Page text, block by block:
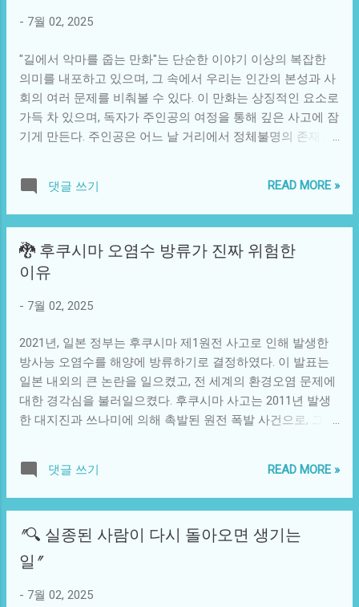
이 증가하고 있다. 통신 네트워크가 분산되어 있고, 여러 드론
관객의 가슴에 깊이 스며드는 감정으로 작용한다. 드라마의
아니다. 이 드라마는 그 시기 사회에서의 불만과 외로움을 잘
포착해냈다. 전 세계가 코로나19로 인해 폐쇄적인 환경에서
고립되었을 때, 이 드라마는 사람들에게 강한 공감을 일으켰
다. 구독 경제가 팽창하고, 자영업자들이 무너지며, 대중은 연
결이 끊어진 세상에서 살고 있었다. 그리고 이러한 환경 속에
의 순간들을 시청자에게 선사한 것이다. 주인공인 배우가 문
제가 된 그 장면에서 펼쳐준 연기는 그 자체로도 하나의 예술
이다. 그가 드라마의 첫 장면에서 보인 공포와 절망, 그리고
그가 범죄자로서의 삶에서 단 한 번의 기회를 얻는다는 내용
을 통해, 관객은 자신의 안전과 존재의 의미를 질문하게 된다.
공포와 결합되며 극대화되었다. 이 드라마 속 캐릭터들은 우
리의 생활과 밀접하게 연결되어...
- 7월 02, 2025
"길에서 악마를 줍는 만화"는 단순한 이야기 이상의 복잡한
의미를 내포하고 있으며, 그 속에서 우리는 인간의 본성과 사
회의 여러 문제를 비춰볼 수 있다. 이 만화는 상징적인 요소로
가득 차 있으며, 독자가 주인공의 여정을 통해 깊은 사고에 잠
기게 만든다. 주인공은 어느 날 거리에서 정체불명의 존재를
어준다. 이 과정은 단순한 판타지 이상의 사회적 메시지를 던
진다. 만화의 배경은 현대 도시로 설정되어 있지만, 실은 우리
를 들어, 정신 건강 문제나 사회적 고립감은 오늘날 여러 사람
들에게 매우 깊숙이 자리 잡고 있다. 악마가 등장하는 장면은
부터 오는 다양한 스트레스를 상징한다. 주인공이 악마와 대
그가 어떻게 이 악마를 극복하는지 지켜보게 된다. 이 만화는
웹툰 형식으로 제공되지만, 단순히 스토리를 전달하는 것을
넘어 독자가 문제를 이해하고 공감할 수 있도록 이끄는 역할
을 한다. 이처럼 강렬한 감정선을 통해 독자는 마치 자신의 이
야기처럼 느낄 수 있다. 그리고 그 과정에서 우리가 사회에서
적 스트레스 등을 잘 담아내고 있다. 마치 과거의 그림자처럼,
으로 작용한다. 그렇다면, 이러한 악마가 실은 우리가 두려워
라는 점을 깨닫게 된다. 주인공이 각 장에서 뛰어난 서사를 통
해 자신을 극복해 나가는 모습은, 자신의 약함과 마주하는 것
사례로, 유명한 영화 '파이트 클럽'을 들 수 있다. 이 영화에서
댓글 쓰기 READ MORE »
🐉 후쿠시마 오염수 방류가 진짜 위험한
이유
- 7월 02, 2025
2021년, 일본 정부는 후쿠시마 제1원전 사고로 인해 발생한
방사능 오염수를 해양에 방류하기로 결정하였다. 이 발표는
일본 내외의 큰 논란을 일으켰고, 전 세계의 환경오염 문제에
대한 경각심을 불러일으켰다. 후쿠시마 사고는 2011년 발생
한 대지진과 쓰나미에 의해 촉발된 원전 폭발 사건으로, 그 결
하기 위한 노력의 일환으로 방류를 선택한 것으로 알려져 있
으나, 이러한 결정이 지구 환경에 미칠 심각한 영향을 간과하
고 있다는 비판이 제기되고 있다. 후쿠시마 방사능 오염수의
다. 바다의 흐름과 고리를 통해 태평양 전역은 물론, 그에 인
접한 지역의 생태계까지 대처할 수 없는 피해를 초래할 수 있
다. 방사능 물질은 해양 생물에 축적될 수 있으며, 이로 인해
인근 나라의 어업에 심각한 타격을 줄 수 있다. 해양 생물들이
댓글 쓰기 READ MORE »
"🔍 실종된 사람이 다시 돌아오면 생기는
일"
- 7월 02, 2025